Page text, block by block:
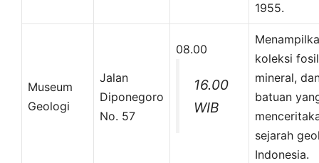
1955.
Museum
Geologi
Jalan
Diponegoro
No. 57
08.00
16.00
WIB
koleksi
mineral,
batuan
sejarah
Indonesia.